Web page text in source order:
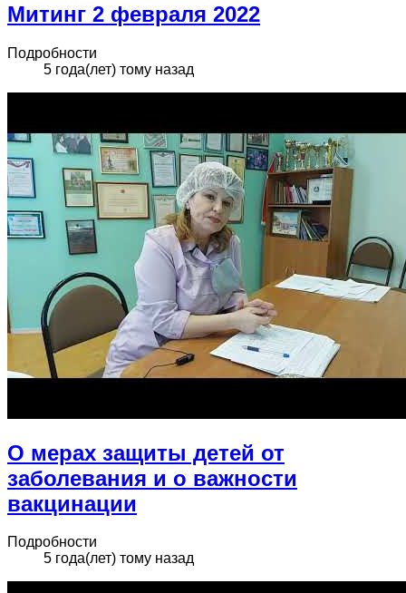
Митинг 2 февраля 2022
Подробности
5 года(лет) тому назад
О мерах защиты детей от
заболевания и о важности
вакцинации
Подробности
5 года(лет) тому назад